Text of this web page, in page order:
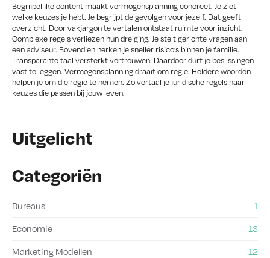
Begrijpelijke content maakt vermogensplanning concreet. Je ziet
welke keuzes je hebt. Je begrijpt de gevolgen voor jezelf. Dat geeft
overzicht. Door vakjargon te vertalen ontstaat ruimte voor inzicht.
Complexe regels verliezen hun dreiging. Je stelt gerichte vragen aan
een adviseur. Bovendien herken je sneller risico’s binnen je familie.
Transparante taal versterkt vertrouwen. Daardoor durf je beslissingen
vast te leggen. Vermogensplanning draait om regie. Heldere woorden
helpen je om die regie te nemen. Zo vertaal je juridische regels naar
keuzes die passen bij jouw leven.
Uitgelicht
Categoriën
Bureaus
1
Economie
13
Marketing Modellen
12